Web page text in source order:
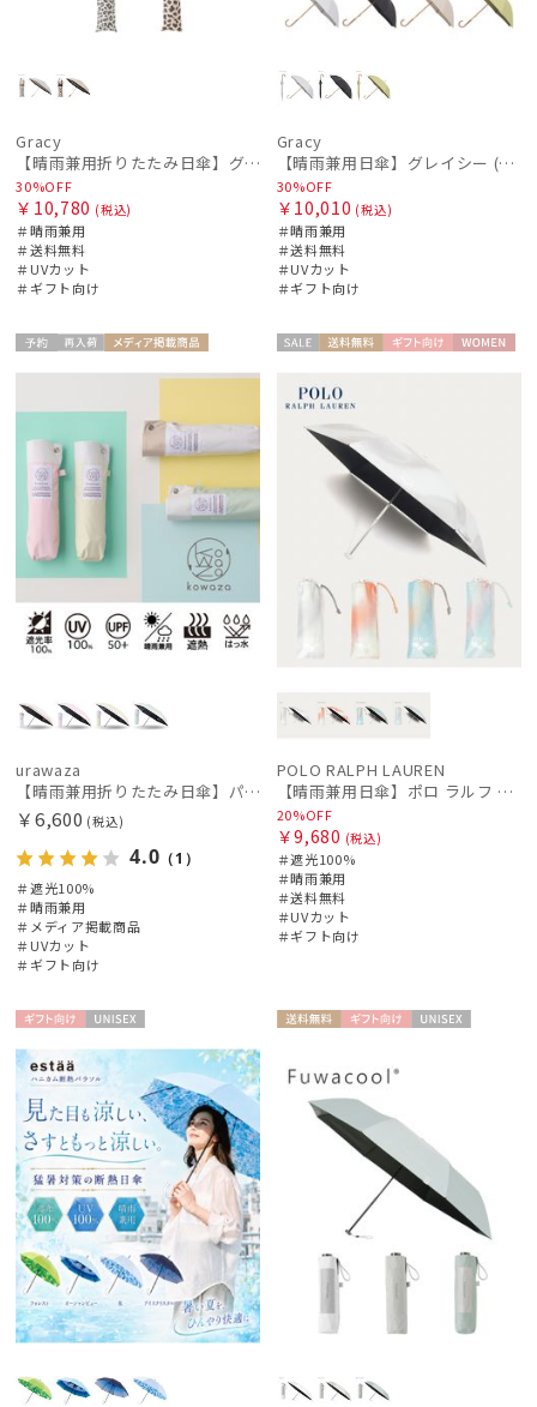
Gracy
【晴雨兼用折りたたみ日傘】グレイシー (Gracy) Leopard Back Print 一級遮光99.99% 遮熱 UV99％ 簡単開閉
30%OFF
￥10,780 (税込)
＃晴雨兼用
＃送料無料
＃UVカット
＃ギフト向け
Gracy
【晴雨兼用日傘】グレイシー (Gracy) Studs 一級遮光99.99% 遮熱 UV99％
30%OFF
￥10,010 (税込)
＃晴雨兼用
＃送料無料
＃UVカット
＃ギフト向け
向け
X
urawaza
【晴雨兼用折りたたみ日傘】パッとさして、サッとしまえる傘コワザ(kowaza) ライトボーダー 50 遮光100% UV100%
￥6,600 (税込)
4.0 （1）
＃遮光100%
＃晴雨兼用
＃メディア掲載商品
＃UVカット
＃ギフト向け
料
POLO RALPH LAUREN
【晴雨兼用日傘】ポロ ラルフ ローレン (POLO RALPH LAUREN) グラデーション 遮光100 UV100 簡単開閉
20%OFF
￥9,680 (税込)
＃遮光100%
＃晴雨兼用
＃送料無料
＃UVカット
＃ギフト向け
向け
料